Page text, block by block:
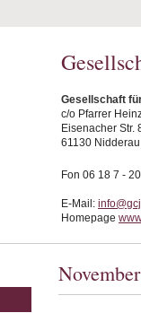
Gesellschaft
c/o Pfarrer
Eisenacher Str.
61130 Nidderau
Fon 06 18 7 -
E-Mail:
Homepage